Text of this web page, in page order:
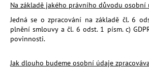
Na základě jakého právního důvodu osobní
Jedná se o zpracování na základě čl. 6
plnění smlouvy a čl. 6 odst. 1 písm. c)
povinnosti.
Jak dlouho budeme osobní údaje